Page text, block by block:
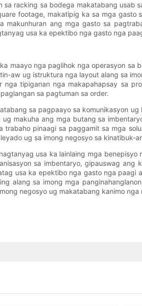
racking sa bodega makatabang
footage, makatipig ka sa mga
makunhuran ang mga gasto sa
usa ka epektibo nga gasto nga
maayo nga paglihok nga operasyon
aw ug istruktura nga layout alang sa
tipiganan nga makapahapsay sa
sa pagtuman sa order.
sa pagpaayo sa komunikasyon
makuha ang mga butang sa
trabaho pinaagi sa paggamit sa mga
ug sa imong negosyo sa kinatibuk-
usa ka lainlaing mga
sa imbentaryo, gipauswag
usa ka epektibo nga gasto nga
alang sa imong mga
negosyo ug makatabang kanimo